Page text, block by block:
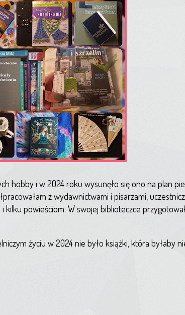
hobby i w 2024 roku wysunęło się ono na plan
z wydawnictwami i pisarzami,
powieściom. W swojej biblioteczce
życiu w 2024 nie było książki, która byłaby